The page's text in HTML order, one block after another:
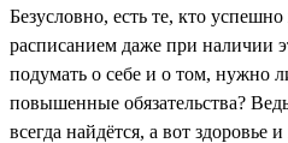
Безусловно, есть те, кто
расписанием даже при наличии
подумать о себе и о том, нужно
повышенные обязательства?
всегда найдётся, а вот